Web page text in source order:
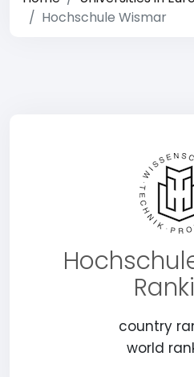
Hochschule Wismar
country
world